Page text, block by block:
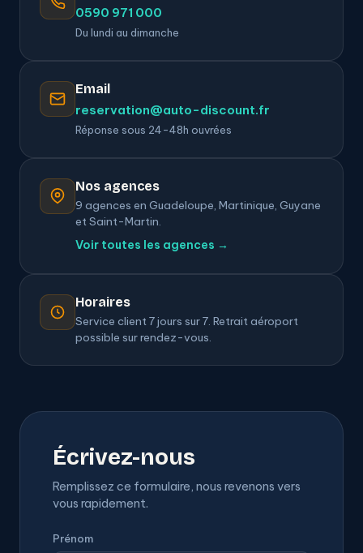
0590 971 000
Du lundi au dimanche
Email
reservation@auto-discount.fr
Réponse sous 24-48h ouvrées
Nos agences
9 agences en Guadeloupe, Martinique, Guyane
et Saint-Martin.
Voir toutes les agences →
Horaires
Service client 7 jours sur 7. Retrait aéroport
possible sur rendez-vous.
Écrivez-nous
Remplissez ce formulaire, nous revenons vers
vous rapidement.
Prénom